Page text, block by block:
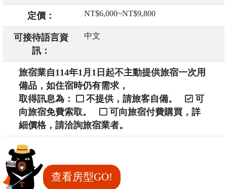
定價： NT$6,000~NT$9,800
可接待語言資
訊：
中文
旅宿業自114年1月1日起不主動提供旅宿一次用
備品，如住宿時仍有需求，
取得訊息為：
不提供，請旅客自備。
可
向旅宿免費索取。
可向旅宿付費購買，詳
細價格，請洽詢旅宿業者。
查看房型GO!